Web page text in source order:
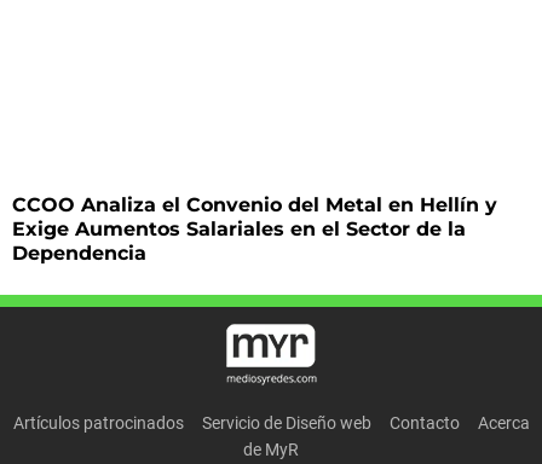
CCOO Analiza el Convenio del Metal en Hellín y
Exige Aumentos Salariales en el Sector de la
Dependencia
Artículos patrocinados Servicio de Diseño web Contacto
Acerca
de MyR